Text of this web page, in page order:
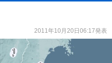
2011年10月20日06:17発表